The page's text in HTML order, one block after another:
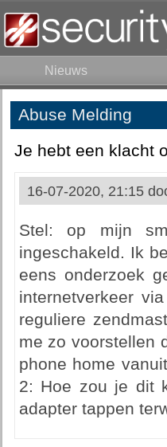
Nieuws
Abuse Melding
Je hebt een klacht
16-07-2020, 21:15
Stel: op mijn
ingeschakeld. Ik
eens onderzoek
internetverkeer
reguliere
me zo voorstellen
phone home
2: Hoe zou je dit
adapter tappen